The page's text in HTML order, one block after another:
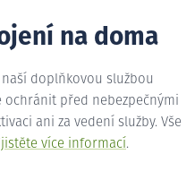
na doma
doplňkovou službou
ochránit před nebezpečnými
ani za vedení služby. Vše
více informací.